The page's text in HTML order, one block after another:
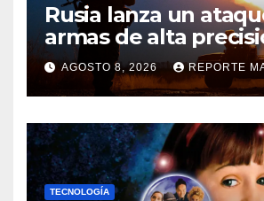
Rusia lanza un
armas de alta
contra la industria
Kiev
AGOSTO 8, 2026 REPORTE
TECNOLOGÍA